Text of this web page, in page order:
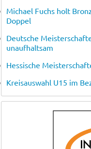
Michael Fuchs holt
Doppel
Deutsche
unaufhaltsam
Hessische
Kreisauswahl U15 im